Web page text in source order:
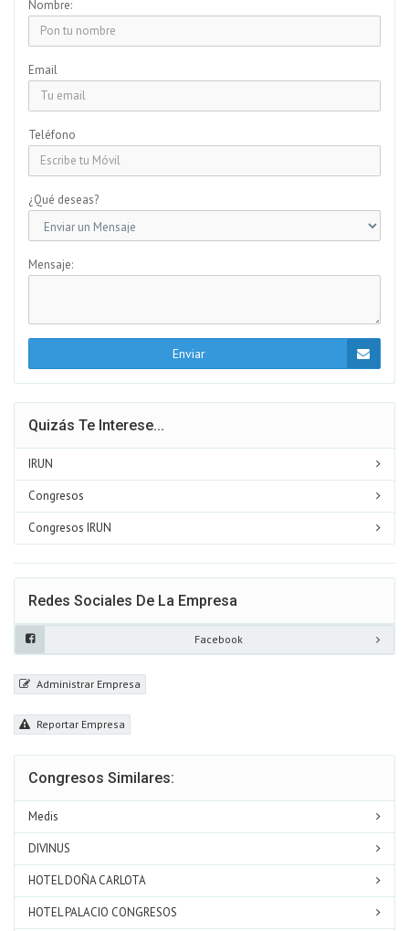
Nombre:
Email
Teléfono
¿Qué deseas?
Mensaje:
Enviar
Quizás Te Interese...
IRUN
Congresos
Congresos IRUN
Redes Sociales De La Empresa
Facebook
Administrar Empresa
Reportar Empresa
Congresos Similares:
Medis
DIVINUS
HOTEL DOÑA CARLOTA
HOTEL PALACIO CONGRESOS